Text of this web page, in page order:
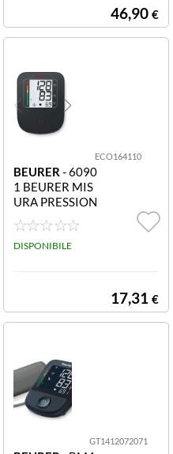
46,90 €
ECO164110
BEURER - 6090
1 BEURER MIS
URA PRESSION
E BM 23 LTD E
D 2025RILEVA
ZIONE PRESSI
DISPONIBILE
17,31 €
GT1412072071